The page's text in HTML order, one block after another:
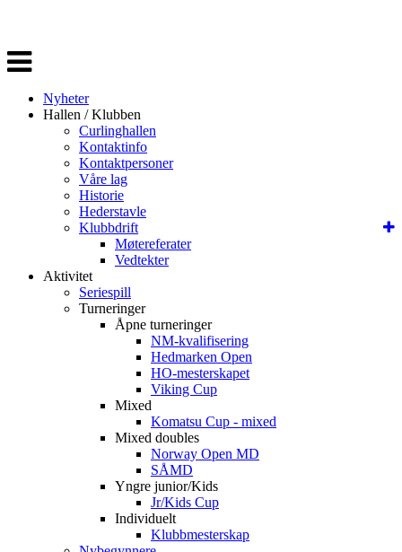
Veksle
navigasjon
Nyheter
Hallen / Klubben
Curlinghallen
Kontaktinfo
Kontaktpersoner
Våre lag
Historie
Hederstavle
Klubbdrift
Møtereferater
Vedtekter
Aktivitet
Seriespill
Turneringer
Åpne turneringer
NM-kvalifisering
Hedmarken Open
HO-mesterskapet
Viking Cup
Mixed
Komatsu Cup - mixed
Mixed doubles
Norway Open MD
SÅMD
Yngre junior/Kids
Jr/Kids Cup
Individuelt
Klubbmesterskap